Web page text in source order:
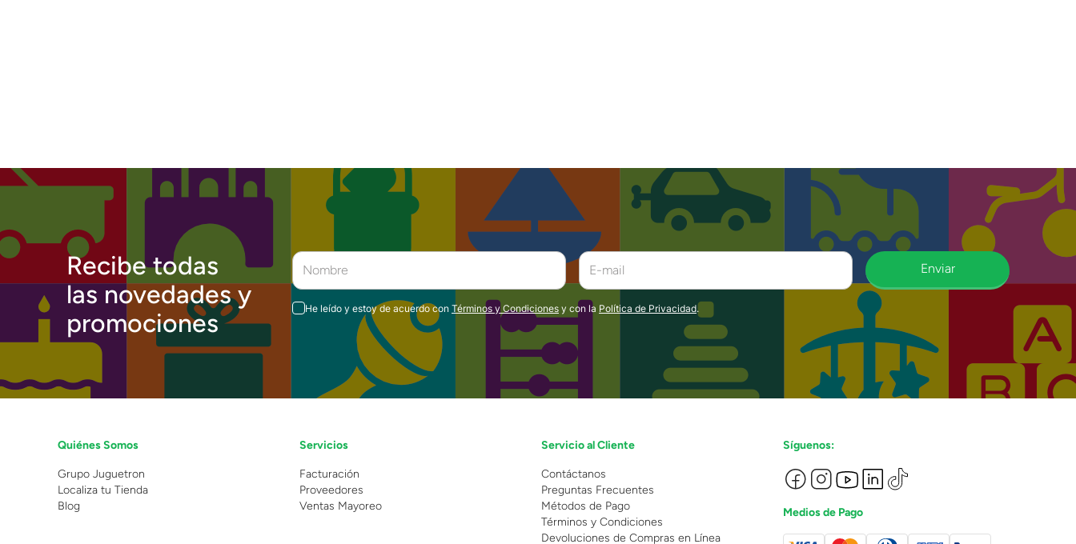
Recibe todas
las novedades y
promociones
Enviar
He leído y estoy de acuerdo con Términos y Condiciones y con la Política de Privacidad.
Quiénes Somos
Grupo Juguetron
Localiza tu Tienda
Blog
Servicios
Facturación
Proveedores
Ventas Mayoreo
Servicio al Cliente
Contáctanos
Preguntas Frecuentes
Métodos de Pago
Términos y Condiciones
Devoluciones de Compras en Línea
Síguenos:
Medios de Pago